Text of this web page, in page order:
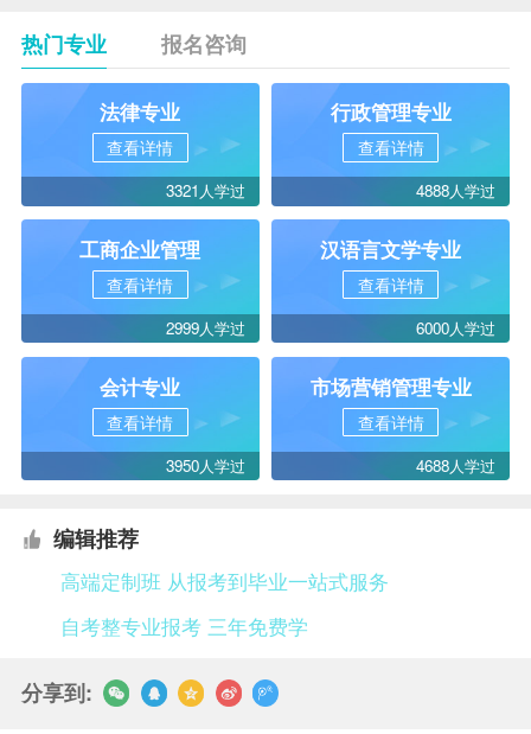
热门专业 报名咨询
法律专业
查看详情
3321人学过
行政管理专业
查看详情
4888人学过
工商企业管理
查看详情
2999人学过
汉语言文学专业
查看详情
6000人学过
会计专业
查看详情
3950人学过
市场营销管理专业
查看详情
4688人学过
编辑推荐
高端定制班 从报考到毕业一站式服务
自考整专业报考 三年免费学
分享到: